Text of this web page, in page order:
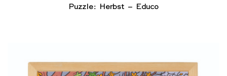
Puzzle: Herbst – Educo